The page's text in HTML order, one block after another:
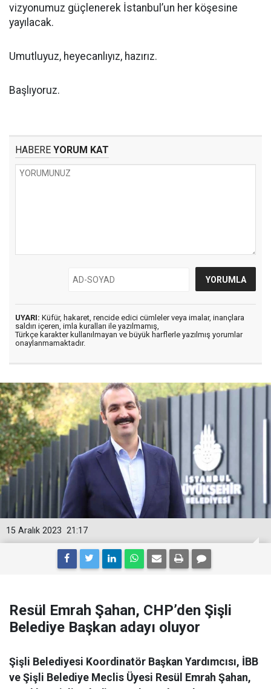
vizyonumuz güçlenerek İstanbul’un her köşesine
yayılacak.
Umutluyuz, heyecanlıyız, hazırız.
Başlıyoruz.
HABERE YORUM KAT
UYARI: Küfür, hakaret, rencide edici cümleler veya imalar, inançlara
saldırı içeren, imla kuralları ile yazılmamış,
Türkçe karakter kullanılmayan ve büyük harflerle yazılmış yorumlar
onaylanmamaktadır.
21:17
15 Aralık 2023
Resül Emrah Şahan, CHP’den Şişli
Belediye Başkan adayı oluyor
Şişli Belediyesi Koordinatör Başkan Yardımcısı, İBB
ve Şişli Belediye Meclis Üyesi Resül Emrah Şahan,